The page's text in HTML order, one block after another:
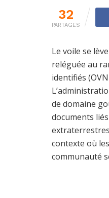
32
PARTAGES
Le voile se
reléguée au
identifiés
de domaine
documents
contexte où
communauté